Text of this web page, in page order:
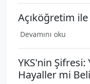
Açıköğretim
Devamını oku
YKS'nin Şifresi:
Hayaller mi